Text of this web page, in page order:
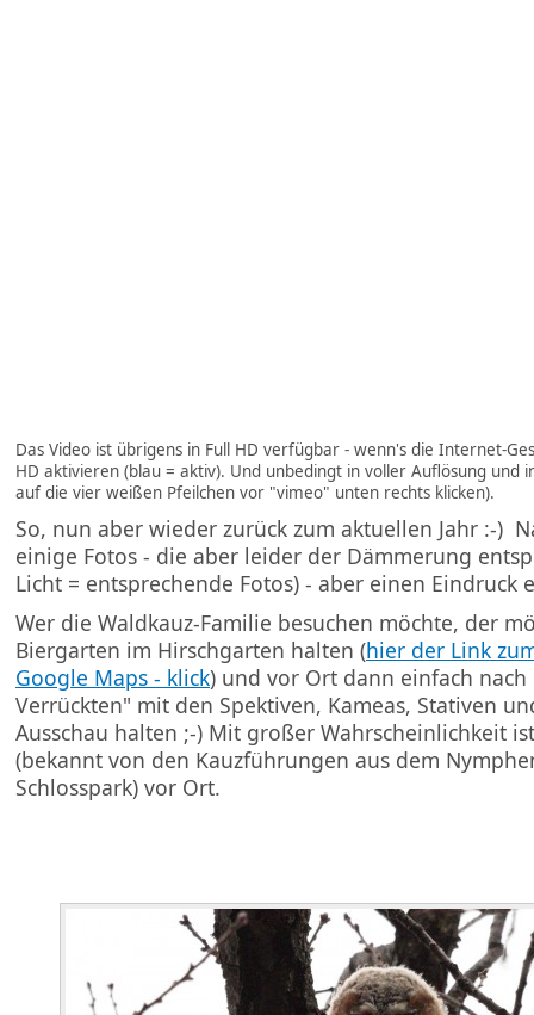
Das Video ist übrigens in Full HD verfügbar - wenn's die Internet-
HD aktivieren (blau = aktiv). Und unbedingt in voller Auflösung und
auf die vier weißen Pfeilchen vor "vimeo" unten rechts klicken).
So, nun aber wieder zurück zum aktuellen Jahr :-)
einige Fotos - die aber leider der Dämmerung
Licht = entsprechende Fotos) - aber einen Eindruck
Wer die Waldkauz-Familie besuchen möchte, der
Biergarten im Hirschgarten halten (hier der Link
Google Maps - klick) und vor Ort dann einfach nach
Verrückten" mit den Spektiven, Kameas, Stativen
Ausschau halten ;-) Mit großer Wahrscheinlichkeit
(bekannt von den Kauzführungen aus dem
Schlosspark) vor Ort.